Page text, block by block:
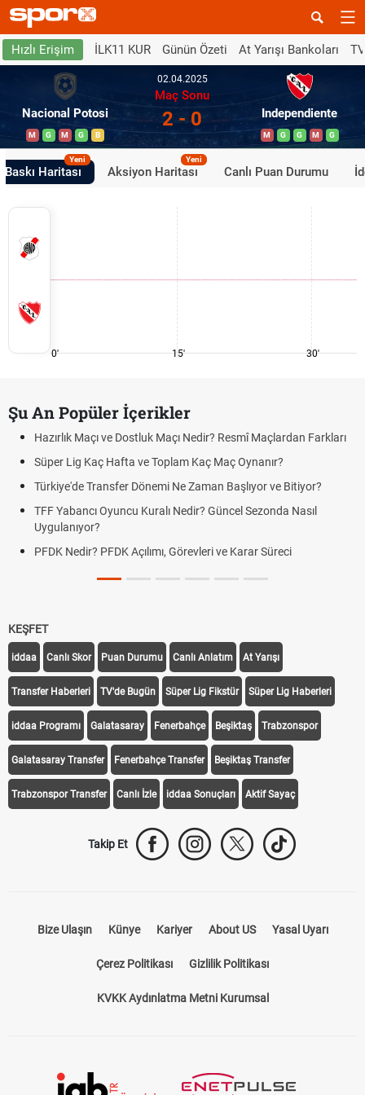
Hızlı Erişim İLK11 KUR Günün Özeti At Yarışı Bankoları
Nacional Potosi
M G M G B
02.04.2025
Maç Sonu
2 - 0 Independiente
M G G M G
Baskı Haritası
Yeni
Aksiyon Haritası
Yeni
Canlı Puan Durumu
0' 15' 30'
Şu An Popüler İçerikler
Hazırlık Maçı ve Dostluk Maçı Nedir? Resmî Maçlardan Farkları
Süper Lig Kaç Hafta ve Toplam Kaç Maç Oynanır?
Türkiye'de Transfer Dönemi Ne Zaman Başlıyor ve Bitiyor?
TFF Yabancı Oyuncu Kuralı Nedir? Güncel Sezonda Nasıl
Uygulanıyor?
PFDK Nedir? PFDK Açılımı, Görevleri ve Karar Süreci
KEŞFET
iddaa Canlı Skor Puan Durumu Canlı Anlatım At Yarışı
Transfer Haberleri TV'de Bugün Süper Lig Fikstür Süper Lig Haberleri
iddaa Programı Galatasaray Fenerbahçe Beşiktaş Trabzonspor
Galatasaray Transfer Fenerbahçe Transfer Beşiktaş Transfer
Trabzonspor Transfer Canlı İzle iddaa Sonuçları Aktif Sayaç
Takip Et
Bize Ulaşın Künye Kariyer About US Yasal Uyarı
Çerez Politikası Gizlilik Politikası
KVKK Aydınlatma Metni Kurumsal